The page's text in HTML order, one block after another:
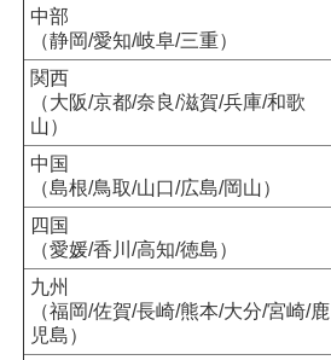
中部
（静岡/愛知/岐阜/三重）
関西
（大阪/京都/奈良/滋賀/兵庫/和歌
山）
中国
（島根/鳥取/山口/広島/岡山）
四国
（愛媛/香川/高知/徳島）
九州
（福岡/佐賀/長崎/熊本/大分/宮崎/鹿
児島）